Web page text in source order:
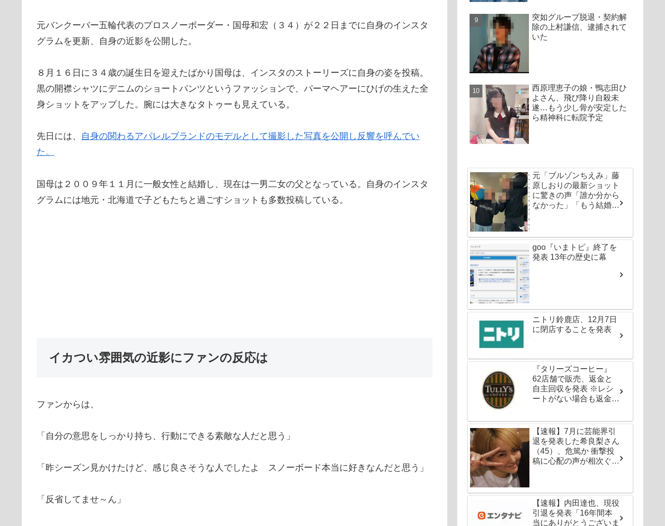
元バンクーバー五輪代表のプロスノーボーダー・国母和宏（３４）が２２日までに自身のインスタ
グラムを更新、自身の近影を公開した。
８月１６日に３４歳の誕生日を迎えたばかり国母は、インスタのストーリーズに自身の姿を投稿。
黒の開襟シャツにデニムのショートパンツというファッションで、パーマヘアーにひげの生えた全
身ショットをアップした。腕には大きなタトゥーも見えている。
先日には、 自身の関わるアパレルブランドのモデルとして撮影した写真を公開し反響を呼んでい
た。
国母は２００９年１１月に一般女性と結婚し、現在は一男二女の父となっている。自身のインスタ
グラムには地元・北海道で子どもたちと過ごすショットも多数投稿している。
イカつい雰囲気の近影にファンの反応は
ファンからは、
「自分の意思をしっかり持ち、行動にできる素敵な人だと思う」
「昨シーズン見かけたけど、感じ良さそうな人でしたよ スノーボード本当に好きなんだと思う」
「反省してませ～ん」
突如グループ脱退・契約解
除の上村謙信、逮捕されて
いた
西原理恵子の娘・鴨志田ひ
よさん、飛び降り自殺未
遂…もう少し骨が安定した
ら精神科に転院予定
元「ブルゾンちえみ」藤
原しおりの最新ショット
に驚きの声「誰か分から
なかった」「もう結婚し
goo『いまトピ』終了を
発表 13年の歴史に幕
ニトリ鈴鹿店、12月7日
に閉店することを発表
『タリーズコーヒー』
62店舗で販売、返金と
自主回収を発表 ※レシ
ートがない場合も返金対
【速報】7月に芸能界引
退を発表した希良梨さん
（45）、危篤か 衝撃投
稿に心配の声が相次ぐ
【速報】内田達也、現役
引退を発表「16年間本
当にありがとうございま